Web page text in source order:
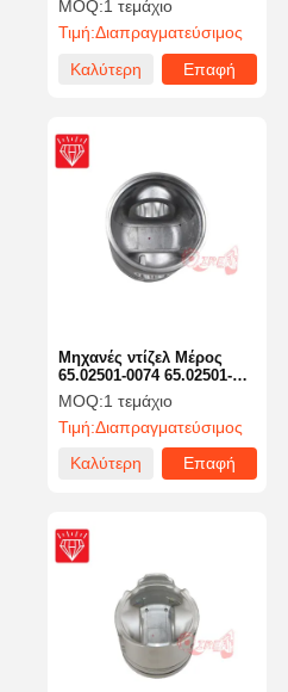
1030
MOQ:1 τεμάχιο
Τιμή:Διαπραγματεύσιμος
Καλύτερη
Επαφή
Μηχανές ντίζελ Μέρος
65.02501-0074 65.02501-
0228B D1146 Στρίβοντας
MOQ:1 τεμάχιο
Τιμή:Διαπραγματεύσιμος
Καλύτερη
Επαφή